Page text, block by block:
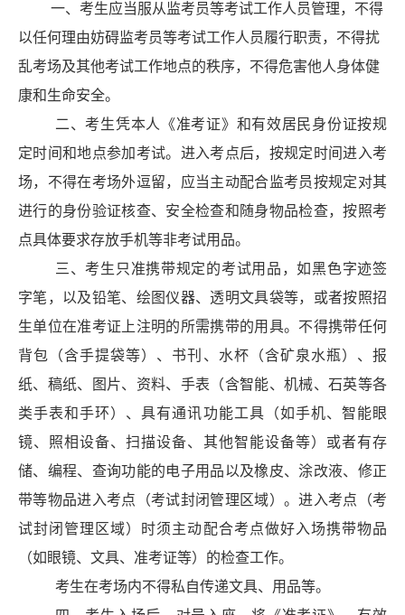
一、考生应当服从监考员等考试工作人员管理，不得
以任何理由妨碍监考员等考试工作人员履行职责，不得扰
乱考场及其他考试工作地点的秩序，不得危害他人身体健
康和生命安全。
二、考生凭本人《准考证》和有效居民身份证按规
定时间和地点参加考试。 进入考点后，按规定时间进入考
场，不得在考场外逗留， 应当主动配合监考员按规定对其
进行的身份验证核查、安全检查和随身物品检查，按照考
点具体要求存放手机等非考试用品。
三、考生只准携带规定的考试用品，如黑色字迹签
字笔，以及铅笔、绘图仪器、透明文具袋等，或者按照招
生单位在准考证 上注明的所需携带的用具。不得携带任何
背包（含手提袋等）、 书刊、 水杯（含矿泉水瓶）、报
纸、稿纸、图片、资料、手表 （含智能、机械、石英等各
类手表和手环） 、具有通讯功能工具 （如手机、智能眼
镜、照相设备、扫描设备、其他智能设备等） 或者有存
储、编程、查询功能的电子用品以及橡皮、涂改液、修正
带等物品进入考点（考试封闭管理区域） 。进入考点（考
试封闭管理区域）时须主动配合考点做好入场携带物品
（如眼镜、文具、准考证等）的检查工作。
考生在考场内不得私自传递文具、用品等。